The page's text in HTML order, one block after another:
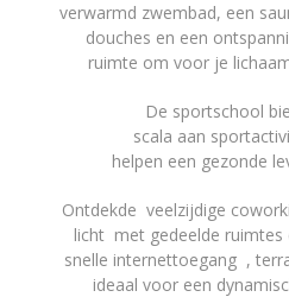
verwarmd zwembad, een
douches en een
ruimte om voor je
De sportschool
scala aan
helpen een gezonde
Ontdekde veelzijdige
licht met gedeelde
snelle internettoegang ,
ideaal voor een